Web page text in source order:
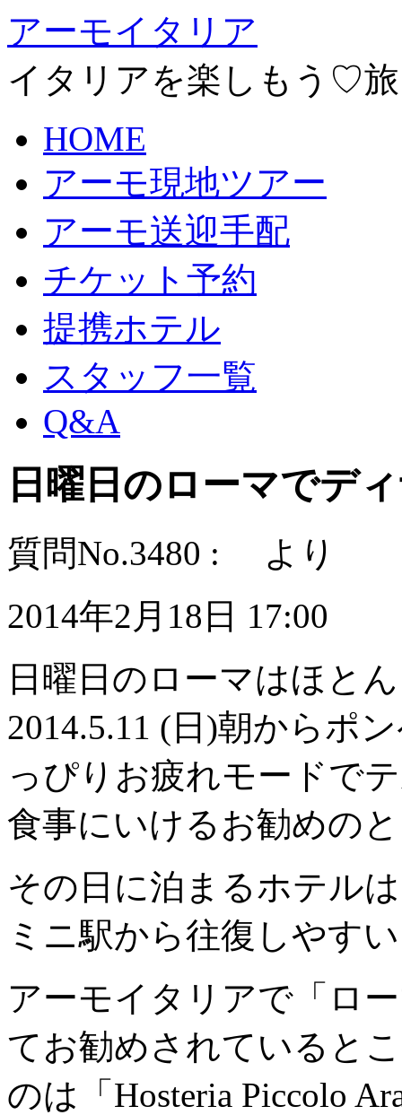
アーモイタリア
イタリアを楽しもう♡
HOME
アーモ現地ツアー
アーモ送迎手配
チケット予約
提携ホテル
スタッフ一覧
Q&A
日曜日のローマでデ
質問No.3480 : より
2014年2月18日 17:00
日曜日のローマはほと
2014.5.11 (日)朝からポ
っぴりお疲れモードで
食事にいけるお勧めの
その日に泊まるホテル
ミニ駅から往復しやす
アーモイタリアで「ロ
てお勧めされていると
のは「Hosteria Piccolo